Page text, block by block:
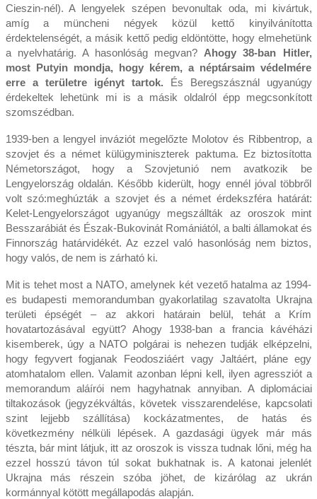
Cieszin-nél). A lengyelek szépen bevonultak oda, mi kivártuk,
amíg a müncheni négyek közül kettő kinyilvánította
érdektelenségét, a másik kettő pedig eldöntötte, hogy elmehetünk
a nyelvhatárig. A hasonlóság megvan? Ahogy 38-ban Hitler,
most Putyin mondja, hogy kérem, a néptársaim védelmére
erre a területre igényt tartok. És Beregszásznál ugyanúgy
érdekeltek lehetünk mi is a másik oldalról épp megcsonkított
szomszédban.
1939-ben a lengyel inváziót megelőzte Molotov és Ribbentrop, a
szovjet és a német külügyminiszterek paktuma. Ez biztosította
Németországot, hogy a Szovjetunió nem avatkozik be
Lengyelország oldalán. Később kiderült, hogy ennél jóval többről
volt szó:meghúzták a szovjet és a német érdekszféra határát:
Kelet-Lengyelországot ugyanúgy megszállták az oroszok mint
Besszarábiát és Észak-Bukovinát Romániától, a balti államokat és
Finnország határvidékét. Az ezzel való hasonlóság nem biztos,
hogy valós, de nem is zárható ki.
Mit is tehet most a NATO, amelynek két vezető hatalma az 1994-
es budapesti memorandumban gyakorlatilag szavatolta Ukrajna
területi épségét – az akkori határain belül, tehát a Krím
hovatartozásával együtt? Ahogy 1938-ban a francia kávéházi
kisemberek, úgy a NATO polgárai is nehezen tudják elképzelni,
hogy fegyvert fogjanak Feodosziáért vagy Jaltáért, pláne egy
atomhatalom ellen. Valamit azonban lépni kell, ilyen agressziót a
memorandum aláírói nem hagyhatnak annyiban. A diplomáciai
tiltakozások (jegyzékváltás, követek visszarendelése, kapcsolati
szint lejjebb szállítása) kockázatmentes, de hatás és
következmény nélküli lépések. A gazdasági ügyek már más
tészta, bár mint látjuk, itt az oroszok is vissza tudnak lőni, még ha
ezzel hosszú távon túl sokat bukhatnak is. A katonai jelenlét
Ukrajna más részein szóba jöhet, de kizárólag az ukrán
kormánnyal kötött megállapodás alapján.